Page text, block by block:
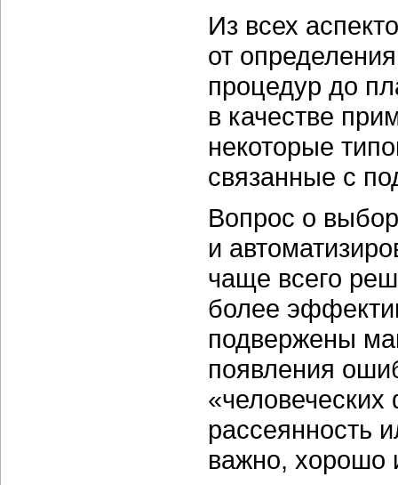
Из всех
от
процедур до
в качестве
некоторые
связанные с
Вопрос о
и
чаще всего
более
подвержены
появления
«человеческих
рассеянность
важно, хорошо